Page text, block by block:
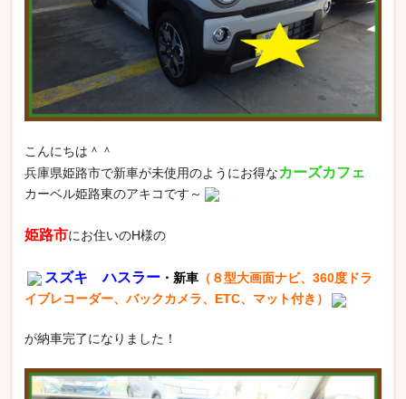
こんにちは＾＾
兵庫県姫路市で新車が未使用のようにお得なカーズカフェ
カーベル姫路東のアキコです～
姫路市にお住いのH様の
スズキ ハスラー・新車（８型大画面ナビ、360度ドラ
イブレコーダー、バックカメラ、ETC、マット付き）
が納車完了になりました！